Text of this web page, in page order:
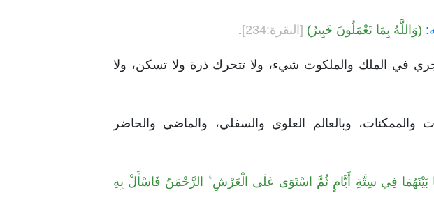
(وَاللَّهُ بِمَا تَعْمَلُونَ خَبِيرٌ) [البقرة:234] .
يجري في الملك والملكوت شيء، ولا تتحرك ذرة ولا تسكن، ولا
والممكنات، وبالعالم العلوي والسفلي، والماضي والحاضر
فِي سِتَّةِ أَيَّامٍ ثُمَّ اسْتَوَىٰ عَلَى الْعَرْشِ ۚ الرَّحْمَٰنُ فَاسْأَلْ بِهِ